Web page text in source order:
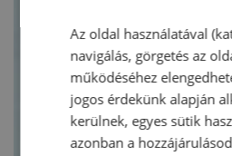
Az oldal használatával
navigálás, görgetés az
működéséhez
jogos érdekünk alapján
kerülnek, egyes sütik
azonban a